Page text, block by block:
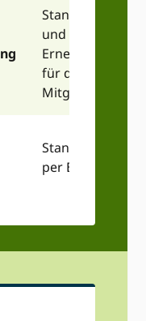
und
für die
Mitgliedschaft
per E-Mail